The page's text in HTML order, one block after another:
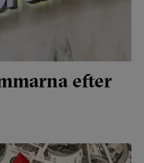
efter